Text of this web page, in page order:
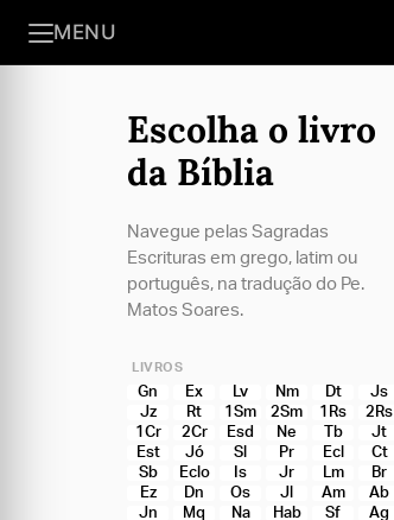
MENU
Escolha o livro
da Bíblia
Navegue pelas Sagradas
Escrituras em grego, latim ou
português, na tradução do Pe.
Matos Soares.
LIVROS
Gn Ex Lv Nm Dt
Js
Jz
Rt 1Sm 2Sm 1Rs
2Rs
1Cr
2Cr Esd Ne Tb
Jt
Est
Jó Sl Pr Ecl
Ct
Sb
Eclo Is Jr Lm
Br
Ez
Dn Os Jl Am
Ab
Jn
Mq Na Hab Sf
Ag